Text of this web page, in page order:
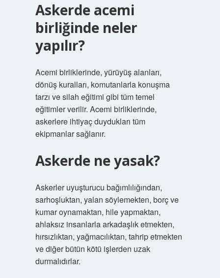
Askerde acemi
birliğinde neler
yapılır?
Acemi birliklerinde, yürüyüş alanları,
dönüş kuralları, komutanlarla konuşma
tarzı ve silah eğitimi gibi tüm temel
eğitimler verilir. Acemi birliklerinde,
askerlere ihtiyaç duydukları tüm
ekipmanlar sağlanır.
Askerde ne yasak?
Askerler uyuşturucu bağımlılığından,
sarhoşluktan, yalan söylemekten, borç ve
kumar oynamaktan, hile yapmaktan,
ahlaksız insanlarla arkadaşlık etmekten,
hırsızlıktan, yağmacılıktan, tahrip etmekten
ve diğer bütün kötü işlerden uzak
durmalıdırlar.